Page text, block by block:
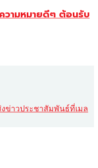
วามหมายดีๆ ต้อนรับ
ส่งข่าวประชาสัมพันธ์ที่เมล